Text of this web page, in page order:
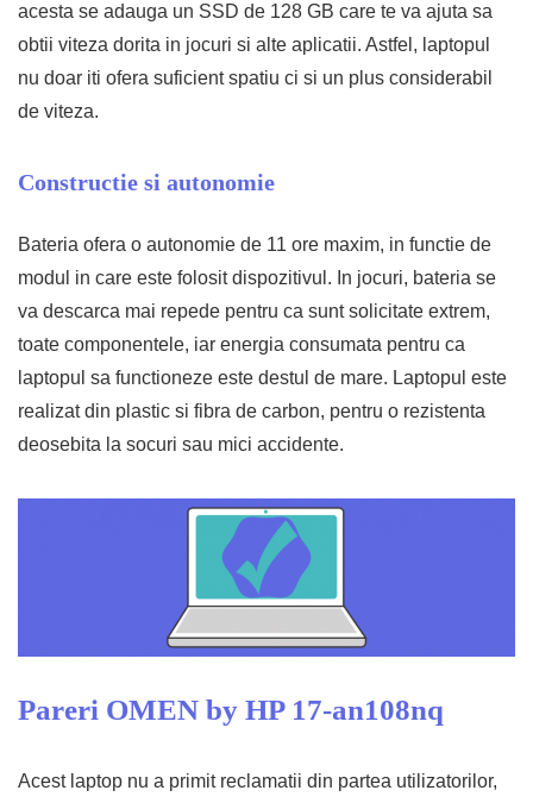
acesta se adauga un SSD de 128 GB care te va ajuta sa
obtii viteza dorita in jocuri si alte aplicatii. Astfel, laptopul
nu doar iti ofera suficient spatiu ci si un plus considerabil
de viteza.
Constructie si autonomie
Bateria ofera o autonomie de 11 ore maxim, in functie de
modul in care este folosit dispozitivul. In jocuri, bateria se
va descarca mai repede pentru ca sunt solicitate extrem,
toate componentele, iar energia consumata pentru ca
laptopul sa functioneze este destul de mare. Laptopul este
realizat din plastic si fibra de carbon, pentru o rezistenta
deosebita la socuri sau mici accidente.
Pareri OMEN by HP 17-an108nq
Acest laptop nu a primit reclamatii din partea utilizatorilor,